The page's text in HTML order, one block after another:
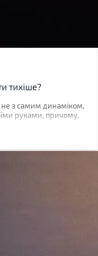
тихіше?
не з самим динаміком,
руками, причому,